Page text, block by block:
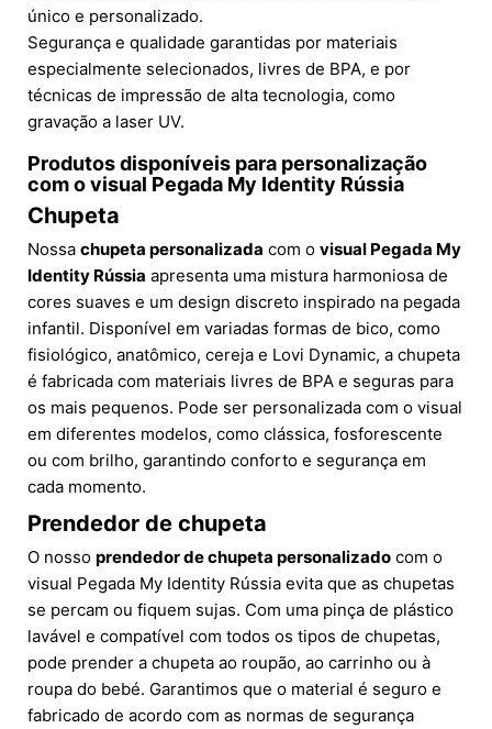
único e personalizado.
Segurança e qualidade garantidas por materiais
especialmente selecionados, livres de BPA, e por
técnicas de impressão de alta tecnologia, como
gravação a laser UV.
Produtos disponíveis para personalização
com o visual Pegada My Identity Rússia
Chupeta
Nossa chupeta personalizada com o visual Pegada My
Identity Rússia apresenta uma mistura harmoniosa de
cores suaves e um design discreto inspirado na pegada
infantil. Disponível em variadas formas de bico, como
fisiológico, anatômico, cereja e Lovi Dynamic, a chupeta
é fabricada com materiais livres de BPA e seguras para
os mais pequenos. Pode ser personalizada com o visual
em diferentes modelos, como clássica, fosforescente
ou com brilho, garantindo conforto e segurança em
cada momento.
Prendedor de chupeta
O nosso prendedor de chupeta personalizado com o
visual Pegada My Identity Rússia evita que as chupetas
se percam ou fiquem sujas. Com uma pinça de plástico
lavável e compatível com todos os tipos de chupetas,
pode prender a chupeta ao roupão, ao carrinho ou à
roupa do bebé. Garantimos que o material é seguro e
fabricado de acordo com as normas de segurança